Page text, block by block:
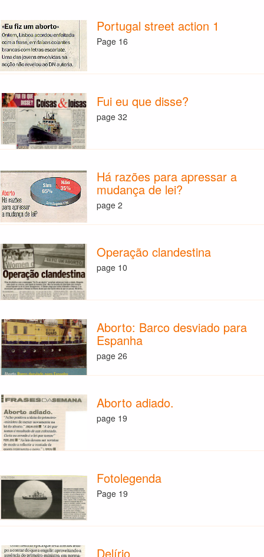
Portugal street action 1
Page 16
Fui eu que disse?
page 32
Há razões para apressar a
mudança de lei?
page 2
Operação clandestina
page 10
Aborto: Barco desviado para
Espanha
page 26
Aborto adiado.
page 19
Fotolegenda
Page 19
Delírio